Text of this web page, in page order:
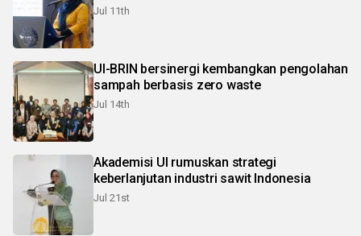
Jul 11th
UI-BRIN bersinergi kembangkan pengolahan
sampah berbasis zero waste
Jul 14th
Akademisi UI rumuskan strategi
keberlanjutan industri sawit Indonesia
Jul 21st